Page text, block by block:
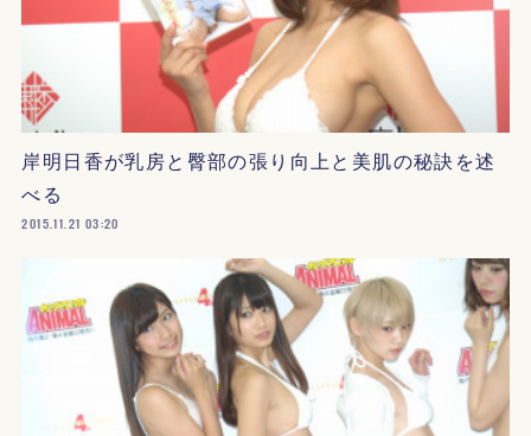
岸明日香が乳房と臀部の張り向上と美肌の秘訣を述
べる
2015.11.21 03:20